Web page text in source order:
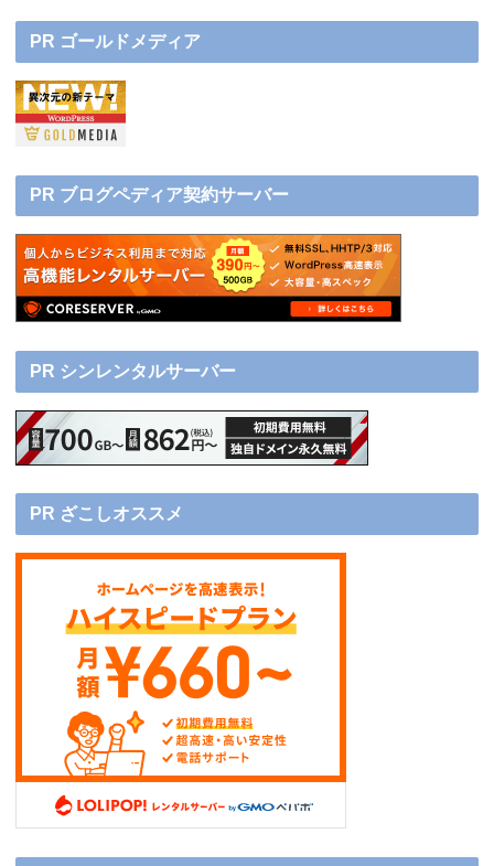
PR ゴールドメディア
PR ブログペディア契約サーバー
PR シンレンタルサーバー
PR ざこしオススメ